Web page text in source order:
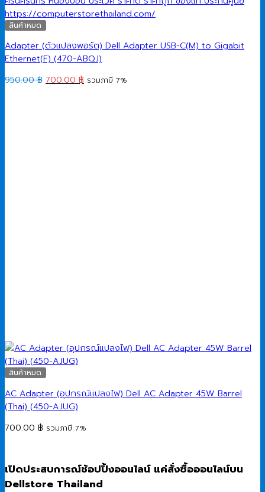
สินค้าหมด
Adapter (ตัวแปลงพอร์ต) Dell Adapter USB-C(M) to Gigabit
Ethernet(F) (470-ABQJ)
950.00฿ Original
700.00 ฿ Current
รวมภาษี 7%
สินค้าหมด
AC Adapter (อุปกรณ์แปลงไฟ) Dell AC Adapter 45W Barrel
(Thai) (450-AJUG)
700.00 ฿ รวมภาษี 7%
เปิดประสบการณ์ช้อปปิ้งออนไลน์ แค่สั่งซื้อออนไลน์บน
Dellstore Thailand